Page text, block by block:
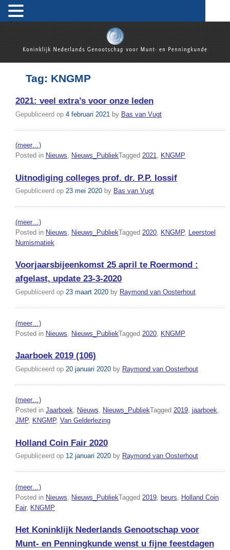
Koninklijk Nederlands Genootschap voor Munt- en
Tag: KNGMP
2021: veel extra’s voor onze leden
Gepubliceerd op 4 februari 2021 by Bas van Vugt
(meer…)
Posted in Nieuws, Nieuws_PubliekTagged 2021, KNGMP
Uitnodiging colleges prof. dr. P.P. Iossif
Gepubliceerd op 23 mei 2020 by Bas van Vugt
(meer…)
Posted in Nieuws Nieuws_PubliekTagged 2020 KNGMP,
Leerstoel
Numismatiek
Voorjaarsbijeenkomst 25 april te Roermond :
afgelast, update 23-3-2020
Gepubliceerd op 23 maart 2020 by Raymond van Oosterhout
(meer…)
Posted in Nieuws Nieuws_PubliekTagged 2020 KNGMP
Jaarboek 2019 (106)
Gepubliceerd op 20 januari 2020 by Raymond van Oosterhout
(meer…)
Posted in Jaarboek, Nieuws, Nieuws_PubliekTagged 2019, jaarboek,
JMP, KNGMP, Van Gelderlezing
Holland Coin Fair 2020
Gepubliceerd op 12 januari 2020 by Raymond van Oosterhout
(meer…)
Posted in Nieuws Nieuws_PubliekTagged 2019 beurs
Holland Coin
Fair, KNGMP
Het Koninklijk Nederlands Genootschap voor
Munt- en Penningkunde wenst u fijne feestdagen